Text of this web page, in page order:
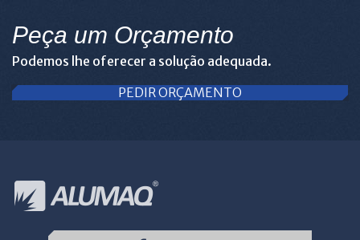
Peça um Orçamento
Podemos lhe oferecer a solução adequada.
PEDIR ORÇAMENTO